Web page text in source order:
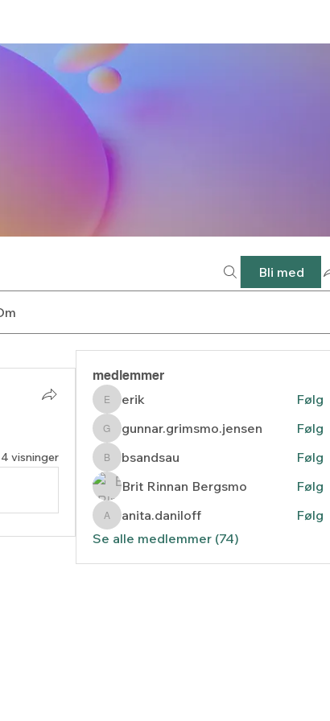
Bli med
visninger
medlemmer
erikerik Følg
gunnar.grimsmo.jensen
gunnar.grimsmo.jensen Følg
bsandsau
bsandsau
Følg
Brit Rinnan Bergsmo
Følg
anita.daniloff
anita.daniloff
Følg
Se alle medlemmer (74)